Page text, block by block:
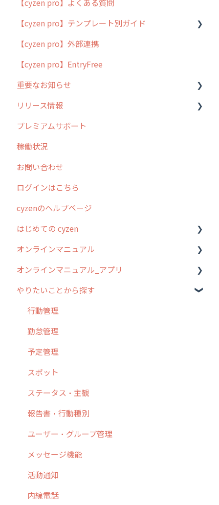
cyzen proの位置情報取得について
用語集
よくある質問
【cyzen pro】テンプレート別ガイド
ポスティング
ラウンダー
メンテナンス
外廻り営業
清掃
不動産
【cyzen pro】外部連携
【cyzen pro】EntryFree
重要なお知らせ
過去の重要なお知らせ
障害情報
リリース情報
リリース
2026年のリリース情報
2025年のリリース情報
2024年のリリース情報
2023年のリリース情報
過去のリリース
2019年までのリリース情報
お客様の声を実現しました
プレミアムサポート
稼働状況
お問い合わせ
ログインはこちら
cyzenのヘルプページ
はじめての cyzen
0. はじめてのcyzenの使い方
1. cyzenについて知ろう
2. 主要機能の概要
3. cyzenの位置情報取得について
4. cyzen利用前の準備：システム管理者編
5. 基本的な使い方：システム管理者編
6. 基本的な使い方：ユーザー編
7. 初心者向けよくある質問集
8. 用語集
9. もっと便利に利用するための設定
10.ユーザー向けおすすめの使い方
【業界業種別】cyzen設定方法
オンラインマニュアル
管理サイトの使い始め
ユーザー・グループ管理
行動管理
予定管理
スポット
ステータス・主観
報告書・行動種別
勤怠管理
活動通知
パフォーマンス
帳票出力
メッセージ・ファイル添付
オンラインマニュアル_アプリ
アプリの使い始め
ホーム画面
スポット
報告閲覧
予定
日報
履歴
メンバー
メッセージ
パフォーマンス
外部リンク
やりたいことから探す
行動管理
勤怠管理
予定管理
スポット
ステータス・主観
報告書・行動種別
ユーザー・グループ管理
メッセージ機能
活動通知
内線電話